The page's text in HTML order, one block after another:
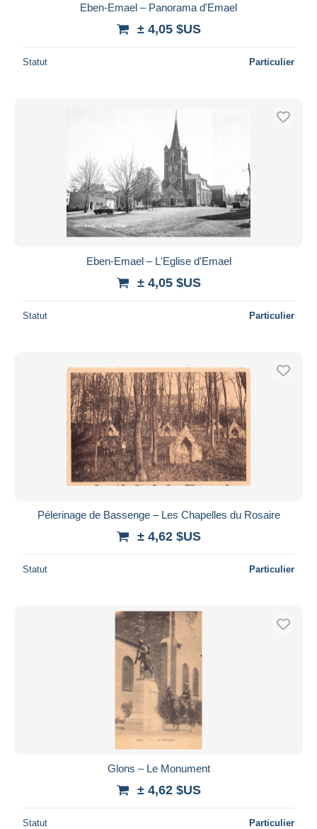
Eben-Emael – Panorama d'Emael
± 4,05 $US
Statut Particulier
Eben-Emael – L'Eglise d'Emael
± 4,05 $US
Statut Particulier
Pélerinage de Bassenge – Les Chapelles du Rosaire
± 4,62 $US
Statut Particulier
Glons – Le Monument
± 4,62 $US
Statut Particulier